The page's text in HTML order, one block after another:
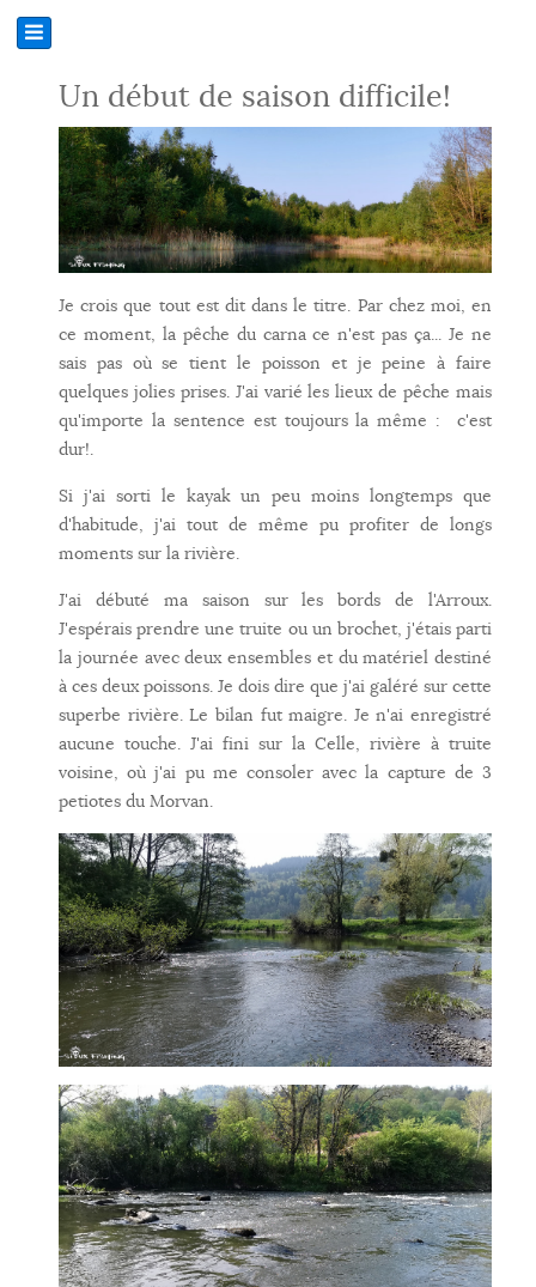
Un début de saison difficile!
Je crois que tout est dit dans le titre. Par chez moi, en
ce moment, la pêche du carna ce n'est pas ça... Je ne
sais pas où se tient le poisson et je peine à faire
quelques jolies prises. J'ai varié les lieux de pêche mais
qu'importe la sentence est toujours la même : c'est
dur!.
Si j'ai sorti le kayak un peu moins longtemps que
d'habitude, j'ai tout de même pu profiter de longs
moments sur la rivière.
J'ai débuté ma saison sur les bords de l'Arroux.
J'espérais prendre une truite ou un brochet, j'étais parti
la journée avec deux ensembles et du matériel destiné
à ces deux poissons. Je dois dire que j'ai galéré sur cette
superbe rivière. Le bilan fut maigre. Je n'ai enregistré
aucune touche. J'ai fini sur la Celle, rivière à truite
voisine, où j'ai pu me consoler avec la capture de 3
petiotes du Morvan.